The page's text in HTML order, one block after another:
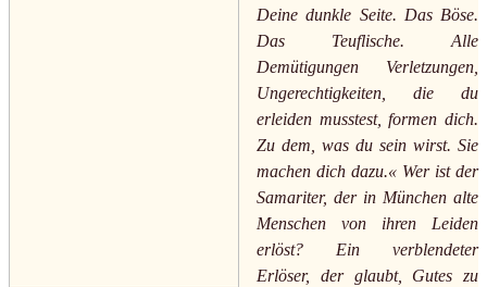
Deine dunkle Seite. Das Böse.
Das Teuflische. Alle
Demütigungen Verletzungen,
Ungerechtigkeiten, die du
erleiden musstest, formen dich.
Zu dem, was du sein wirst. Sie
machen dich dazu.« Wer ist der
Samariter, der in München alte
Menschen von ihren Leiden
erlöst? Ein verblendeter
Erlöser, der glaubt, Gutes zu